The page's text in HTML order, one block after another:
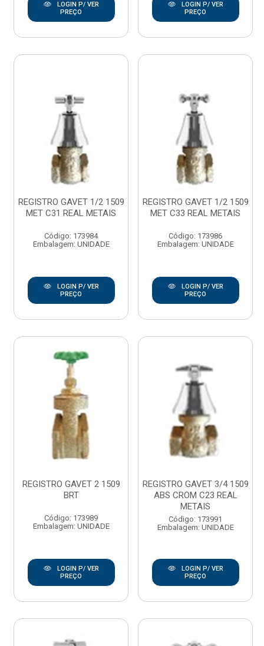
LOGIN P/ VER
PREÇO
LOGIN P/ VER
PREÇO
REGISTRO GAVET 1/2 1509
MET C31 REAL METAIS
Código: 173984
Embalagem: UNIDADE
LOGIN P/ VER
PREÇO
REGISTRO GAVET 1/2 1509
MET C33 REAL METAIS
Código: 173986
Embalagem: UNIDADE
LOGIN P/ VER
PREÇO
REGISTRO GAVET 2 1509
BRT
Código: 173989
Embalagem: UNIDADE
LOGIN P/ VER
PREÇO
REGISTRO GAVET 3/4 1509
ABS CROM C23 REAL
METAIS
Código: 173991
Embalagem: UNIDADE
LOGIN P/ VER
PREÇO